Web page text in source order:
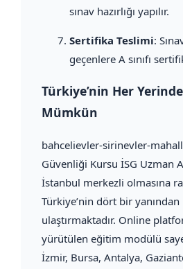
sınav hazırlığı yapılır.
Sertifika Teslimi:
geçenlere A sınıfı
Türkiye’nin Her
Mümkün
bahcelievler-sirinevler-
Güvenliği Kursu İSG Uzman
İstanbul merkezli olmasına
Türkiye’nin dört bir yanından
ulaştırmaktadır. Online
yürütülen eğitim modülü
İzmir, Bursa, Antalya,